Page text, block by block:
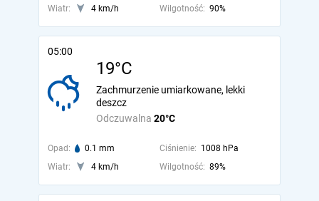
Wiatr:
4 km/h Wilgotność: 90%
05:00
19°C
Odczuwalna 20°C
Zachmurzenie umiarkowane, lekki
deszcz
Opad: 0.1 mm Ciśnienie: 1008 hPa
Wiatr:
4 km/h Wilgotność: 89%